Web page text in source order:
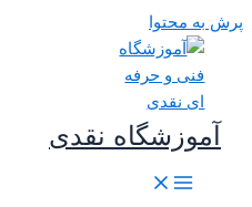
به محتوا
آموزشگاه نقدی